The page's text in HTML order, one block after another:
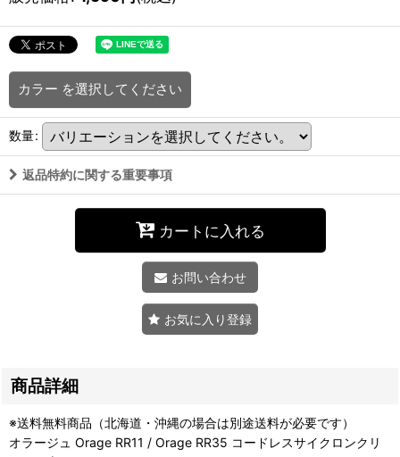
カラー を選択してください
数量:
返品特約に関する重要事項
カートに入れる
お問い合わせ
お気に入り登録
商品詳細
※送料無料商品（北海道・沖縄の場合は別途送料が必要です）
オラージュ Orage RR11 / Orage RR35 コードレスサイクロンクリ